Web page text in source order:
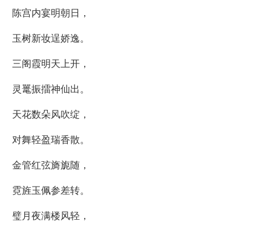
陈宫内宴明朝日，
玉树新妆逞娇逸。
三阁霞明天上开，
灵鼍振擂神仙出。
天花数朵风吹绽，
对舞轻盈瑞香散。
金管红弦旖旎随，
霓旌玉佩参差转。
璧月夜满楼风轻，